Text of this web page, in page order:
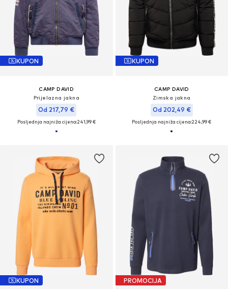
KUPON
CAMP DAVID
Prijelazna jakna
Od 217,79 €
Posljednja najniža cijena:241,99 €
KUPON
CAMP DAVID
Zimska jakna
Od 202,49 €
Posljednja najniža cijena:224,99 €
KUPON PROMOCIJA